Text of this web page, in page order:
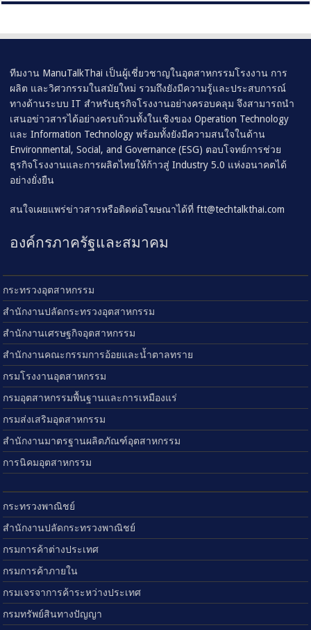
ทีมงาน ManuTalkThai เป็นผู้เชี่ยวชาญในอุตสาหกรรมโรงงาน การ
ผลิต และวิศวกรรมในสมัยใหม่ รวมถึงยังมีความรู้และประสบการณ์
ทางด้านระบบ IT สำหรับธุรกิจโรงงานอย่างครอบคลุม จึงสามารถนำ
เสนอข่าวสารได้อย่างครบถ้วนทั้งในเชิงของ Operation Technology
และ Information Technology พร้อมทั้งยังมีความสนใจในด้าน
Environmental, Social, and Governance (ESG) ตอบโจทย์การช่วย
ธุรกิจโรงงานและการผลิตไทยให้ก้าวสู่ Industry 5.0 แห่งอนาคตได้
อย่างยั่งยืน
สนใจเผยแพร่ข่าวสารหรือติดต่อโฆษณาได้ที่ftt@techtalkthai.com
องค์กรภาครัฐและสมาคม
กระทรวงอุตสาหกรรม
สำนักงานปลัดกระทรวงอุตสาหกรรม
สำนักงานเศรษฐกิจอุตสาหกรรม
สำนักงานคณะกรรมการอ้อยและน้ำตาลทราย
กรมโรงงานอุตสาหกรรม
กรมอุตสาหกรรมพื้นฐานและการเหมืองแร่
กรมส่งเสริมอุตสาหกรรม
สำนักงานมาตรฐานผลิตภัณฑ์อุตสาหกรรม
การนิคมอุตสาหกรรม
กระทรวงพาณิชย์
สำนักงานปลัดกระทรวงพาณิชย์
กรมการค้าต่างประเทศ
กรมการค้าภายใน
กรมเจรจาการค้าระหว่างประเทศ
กรมทรัพย์สินทางปัญญา